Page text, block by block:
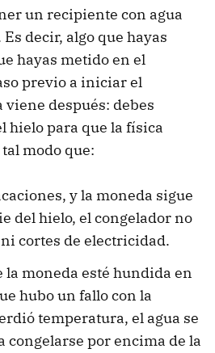
un recipiente con agua
decir, algo que hayas
hayas metido en el
previo a iniciar el
viene después: debes
hielo para que la física
modo que:
y la moneda sigue
del hielo, el congelador no
cortes de electricidad.
la moneda esté hundida en
hubo un fallo con la
temperatura, el agua se
congelarse por encima de la